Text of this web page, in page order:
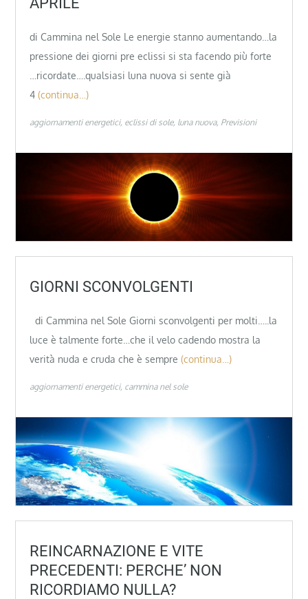
di Cammina nel Sole Le energie stanno aumentando…la
pressione dei giorni pre eclissi si sta facendo più forte
…ricordate….qualsiasi luna nuova si sente già
4 (continua…)
aggiornamenti energetici eclissi di sole luna nuova Previsioni
GIORNI SCONVOLGENTI
di Cammina nel Sole Giorni sconvolgenti per molti…..la
luce è talmente forte…che il velo cadendo mostra la
verità nuda e cruda che è sempre (continua…)
aggiornamenti energetici cammina nel sole
REINCARNAZIONE E VITE
PRECEDENTI: PERCHE’ NON
RICORDIAMO NULLA?